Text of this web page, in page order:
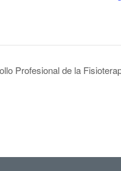
Profesional de la